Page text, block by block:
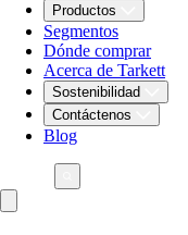
Productos
Segmentos
Dónde comprar
Acerca de Tarkett
Sostenibilidad
Contáctenos
Blog